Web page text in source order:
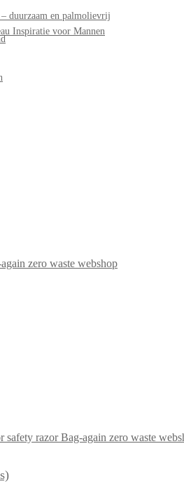
– duurzaam en palmolievrij
Inspiratie voor Mannen